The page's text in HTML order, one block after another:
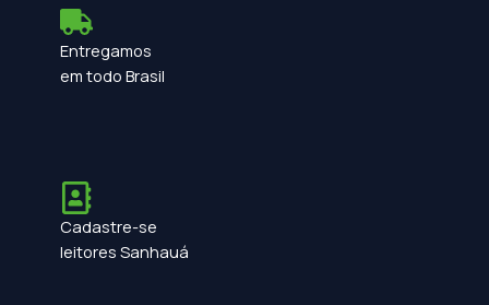
Entregamos
em todo Brasil
Cadastre-se
leitores Sanhauá